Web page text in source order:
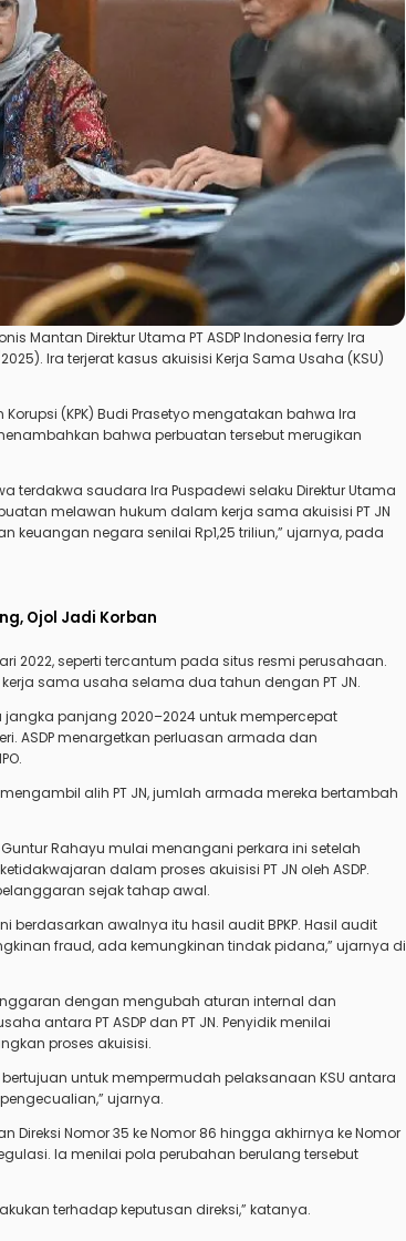
Mantan Direktur Utama PT ASDP Indonesia ferry Ira
Ira terjerat kasus akuisisi Kerja Sama Usaha (KSU)
(KPK) Budi Prasetyo mengatakan bahwa Ira
bahwa perbuatan tersebut merugikan
terdakwa saudara Ira Puspadewi selaku Direktur Utama
melawan hukum dalam kerja sama akuisisi PT JN
keuangan negara senilai Rp1,25 triliun,” ujarnya, pada
Ojol Jadi Korban
2022, seperti tercantum pada situs resmi perusahaan.
sama usaha selama dua tahun dengan PT JN.
panjang 2020–2024 untuk mempercepat
ASDP menargetkan perluasan armada dan
alih PT JN, jumlah armada mereka bertambah
Guntur Rahayu mulai menangani perkara ini setelah
dalam proses akuisisi PT JN oleh ASDP.
sejak tahap awal.
berdasarkan awalnya itu hasil audit BPKP. Hasil audit
fraud, ada kemungkinan tindak pidana,” ujarnya di
dengan mengubah aturan internal dan
antara PT ASDP dan PT JN. Penyidik menilai
proses akuisisi.
untuk mempermudah pelaksanaan KSU antara
ujarnya.
Nomor 35 ke Nomor 86 hingga akhirnya ke Nomor
Ia menilai pola perubahan berulang tersebut
terhadap keputusan direksi,” katanya.